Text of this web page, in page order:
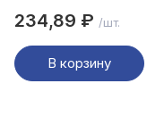
234,89 ₽ /шт.
В корзину